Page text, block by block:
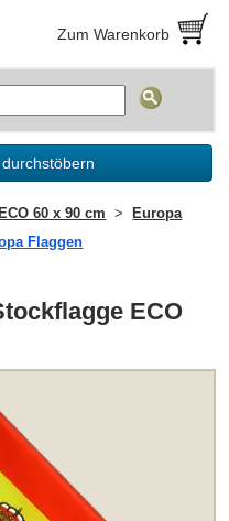
Zum Warenkorb
60 x 90 cm
Europa
Flaggen
ECO